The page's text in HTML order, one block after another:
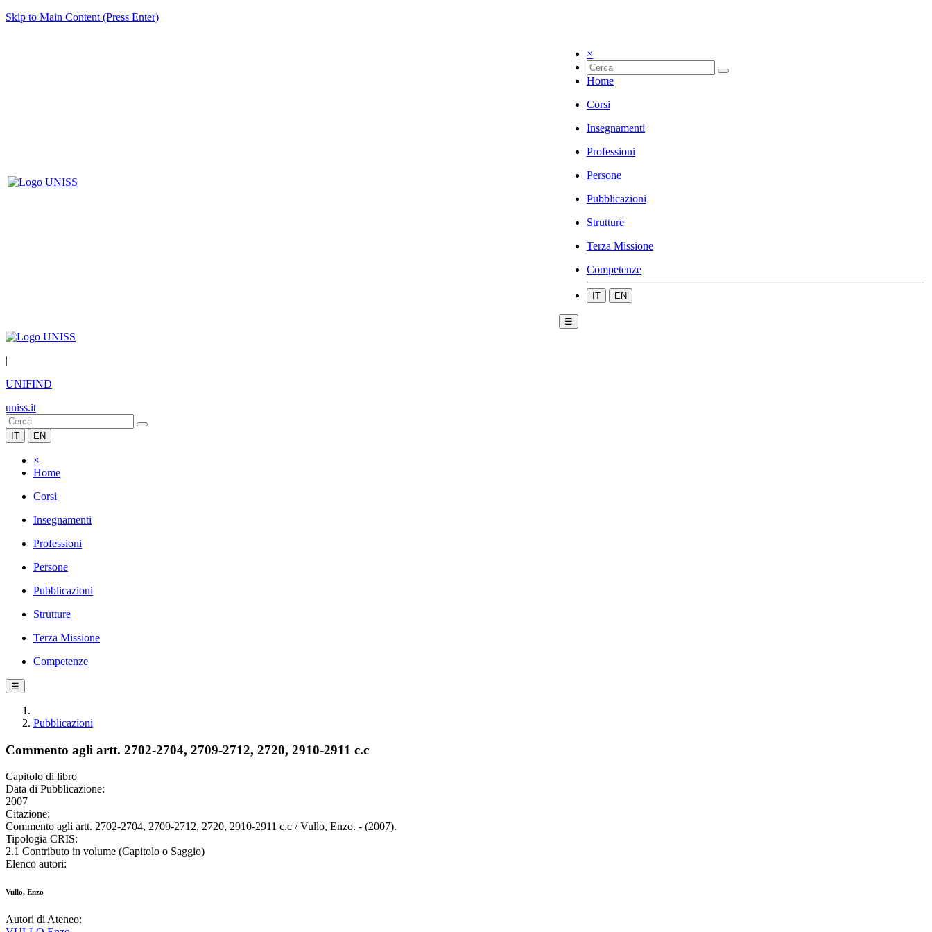
Skip to Main Content (Press Enter)
×
Home
Corsi
Insegnamenti
Professioni
Persone
Pubblicazioni
Strutture
Terza Missione
Competenze
IT EN
☰
|
UNIFIND
uniss.it
IT EN
×
Home
Corsi
Insegnamenti
Professioni
Persone
Pubblicazioni
Strutture
Terza Missione
Competenze
☰
Pubblicazioni
Commento agli artt. 2702-2704, 2709-2712, 2720, 2910-2911 c.c
Capitolo di libro
Data di Pubblicazione:
2007
Citazione:
Commento agli artt. 2702-2704, 2709-2712, 2720, 2910-2911 c.c / Vullo, Enzo. - (2007).
Tipologia CRIS:
2.1 Contributo in volume (Capitolo o Saggio)
Elenco autori:
Vullo, Enzo
Autori di Ateneo: